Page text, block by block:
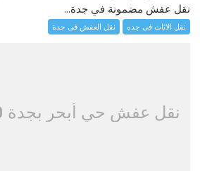
نقل عفش مضمونة في جدة...
نقل الاثاث فى جده نقل العفش فى جدة
نقل عفش حي أبحر بجدة 0531357760